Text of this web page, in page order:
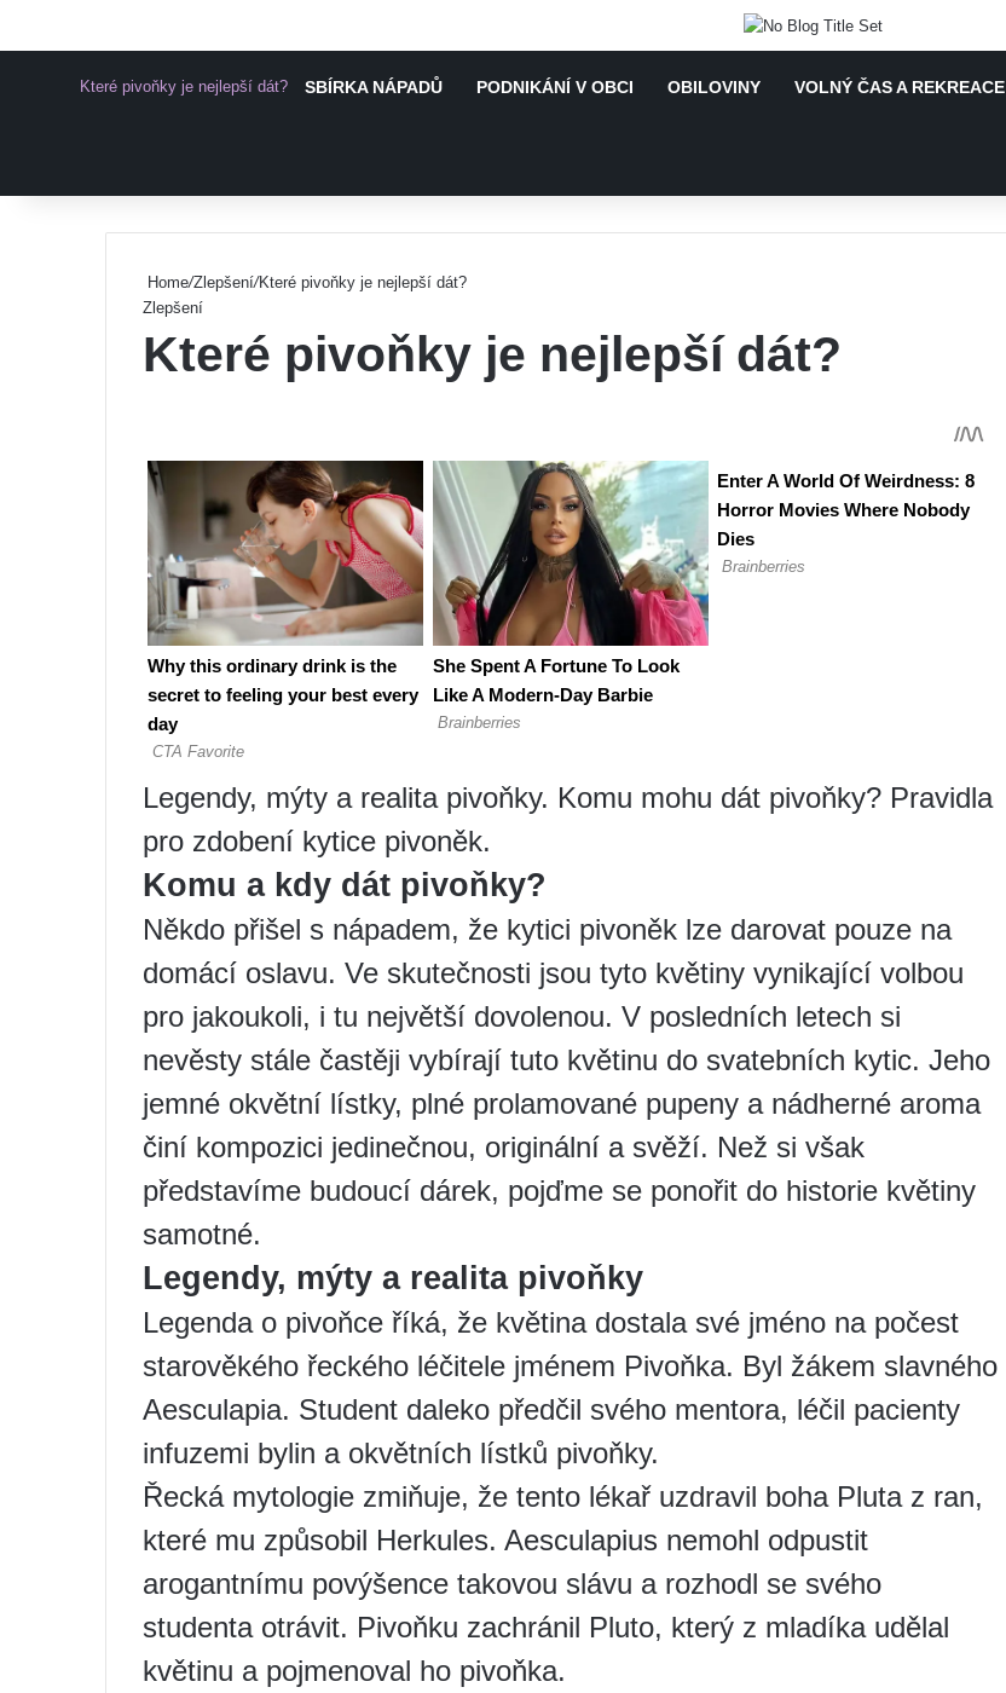
Které pivoňky je nejlepší dát? SBÍRKA NÁPADŮ PODNIKÁNÍ V OBCI OBILOVINY VOLNÝ ČAS A REKREACE
Home/Zlepšení/Které pivoňky je nejlepší dát?
Zlepšení
Které pivoňky je nejlepší dát?
Legendy, mýty a realita pivoňky. Komu mohu dát pivoňky? Pravidla
pro zdobení kytice pivoněk.
Komu a kdy dát pivoňky?
Někdo přišel s nápadem, že kytici pivoněk lze darovat pouze na
domácí oslavu. Ve skutečnosti jsou tyto květiny vynikající volbou
pro jakoukoli, i tu největší dovolenou. V posledních letech si
nevěsty stále častěji vybírají tuto květinu do svatebních kytic. Jeho
jemné okvětní lístky, plné prolamované pupeny a nádherné aroma
činí kompozici jedinečnou, originální a svěží. Než si však
představíme budoucí dárek, pojďme se ponořit do historie květiny
samotné.
Legendy, mýty a realita pivoňky
Legenda o pivoňce říká, že květina dostala své jméno na počest
starověkého řeckého léčitele jménem Pivoňka. Byl žákem slavného
Aesculapia. Student daleko předčil svého mentora, léčil pacienty
infuzemi bylin a okvětních lístků pivoňky.
Řecká mytologie zmiňuje, že tento lékař uzdravil boha Pluta z ran,
které mu způsobil Herkules. Aesculapius nemohl odpustit
arogantnímu povýšence takovou slávu a rozhodl se svého
studenta otrávit. Pivoňku zachránil Pluto, který z mladíka udělal
květinu a pojmenoval ho pivoňka.